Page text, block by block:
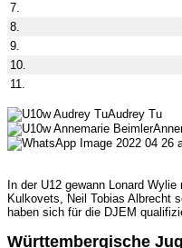
7.
8.
9.
10.
11.
Audrey Tu
In der U12 gewann Lonard
Kulkovets, Neil Tobias Albrecht
haben sich für die DJEM
Württembergische